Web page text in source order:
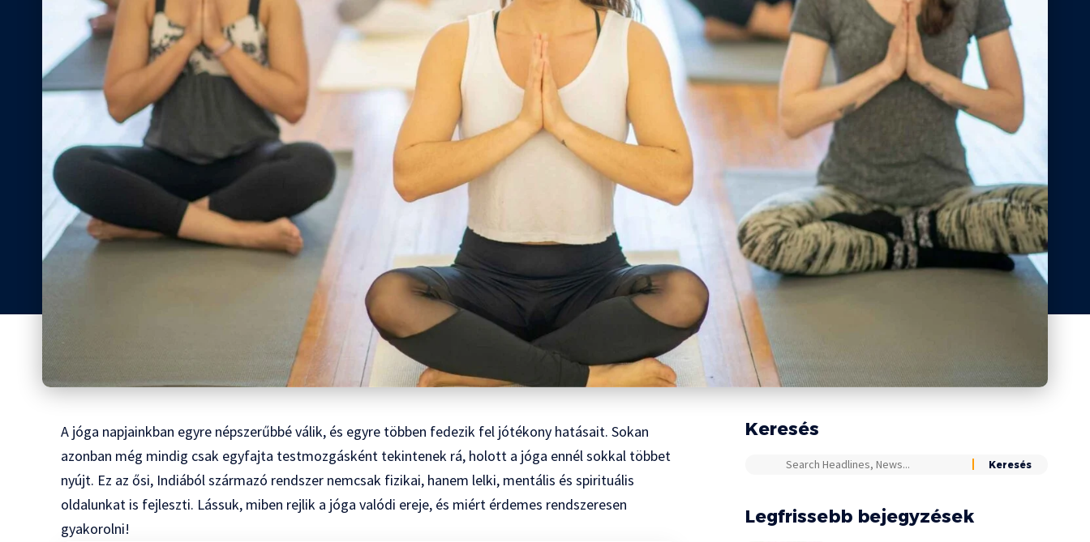
A jóga napjainkban egyre népszerűbbé válik, és egyre többen fedezik fel jótékony hatásait. Sokan
azonban még mindig csak egyfajta testmozgásként tekintenek rá, holott a jóga ennél sokkal többet
nyújt. Ez az ősi, Indiából származó rendszer nemcsak fizikai, hanem lelki, mentális és spirituális
oldalunkat is fejleszti. Lássuk, miben rejlik a jóga valódi ereje, és miért érdemes rendszeresen
gyakorolni!
Keresés
Legfrissebb bejegyzések